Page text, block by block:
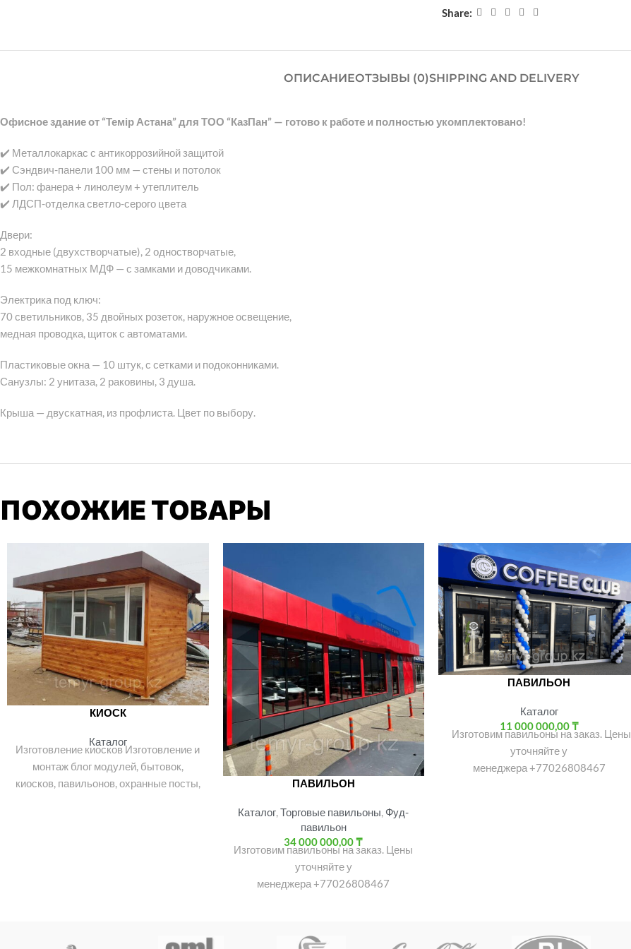
Share:
ОПИСАНИЕОТЗЫВЫ (0)SHIPPING AND DELIVERY
Офисное здание от “Темір Астана” для ТОО “КазПан” — готово к работе и полностью укомплектовано!
✔️ Металлокаркас с антикоррозийной защитой
✔️ Сэндвич-панели 100 мм — стены и потолок
✔️ Пол: фанера + линолеум + утеплитель
✔️ ЛДСП-отделка светло-серого цвета
Двери:
2 входные (двухстворчатые), 2 одностворчатые,
15 межкомнатных МДФ — с замками и доводчиками.
Электрика под ключ:
70 светильников, 35 двойных розеток, наружное освещение,
медная проводка, щиток с автоматами.
Пластиковые окна — 10 штук, с сетками и подоконниками.
Санузлы: 2 унитаза, 2 раковины, 3 душа.
Крыша — двускатная, из профлиста. Цвет по выбору.
ПОХОЖИЕ ТОВАРЫ
КИОСК
Каталог
Изготовление киосков Изготовление и
монтаж блог модулей, бытовок,
киосков, павильонов, охранные посты,
ПАВИЛЬОН
Каталог,Торговые павильоны, Фуд-
павильон
34 000 000,00₸
Изготовим павильоны на заказ. Цены
уточняйте у
менеджера +77026808467
ПАВИЛЬОН
Каталог
11 000 000,00₸
Изготовим павильоны на заказ. Цены
уточняйте у
менеджера +77026808467